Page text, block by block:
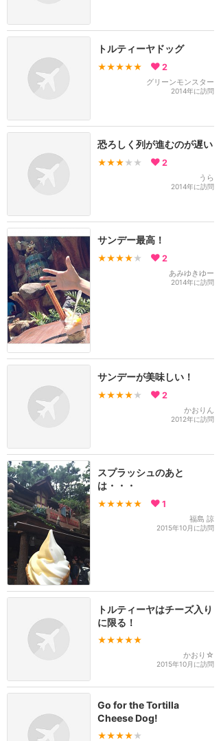
トルティーヤドッグ
★★★★★ 2
グリーンモンスター
2014年に訪問
恐ろしく列が進むのが遅い
★★★ ★★ 2
うら
2014年に訪問
サンデー最高！
★★★★ ★ 2
あみゆきゆー
2014年に訪問
サンデーが美味しい！
★★★★ ★ 2
かおりん
2012年に訪問
スプラッシュのあと
は・・・
★★★★★ 1
福島 諒
2015年10月に訪問
トルティーヤはチーズ入り
に限る！
★★★★★
かおり☆
2015年10月に訪問
Go for the Tortilla
Cheese Dog!
★★★★ ★